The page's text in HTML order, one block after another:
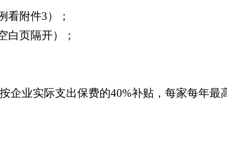
看附件3）；
白页隔开）；
业实际支出保费的40%补贴，每家每年最